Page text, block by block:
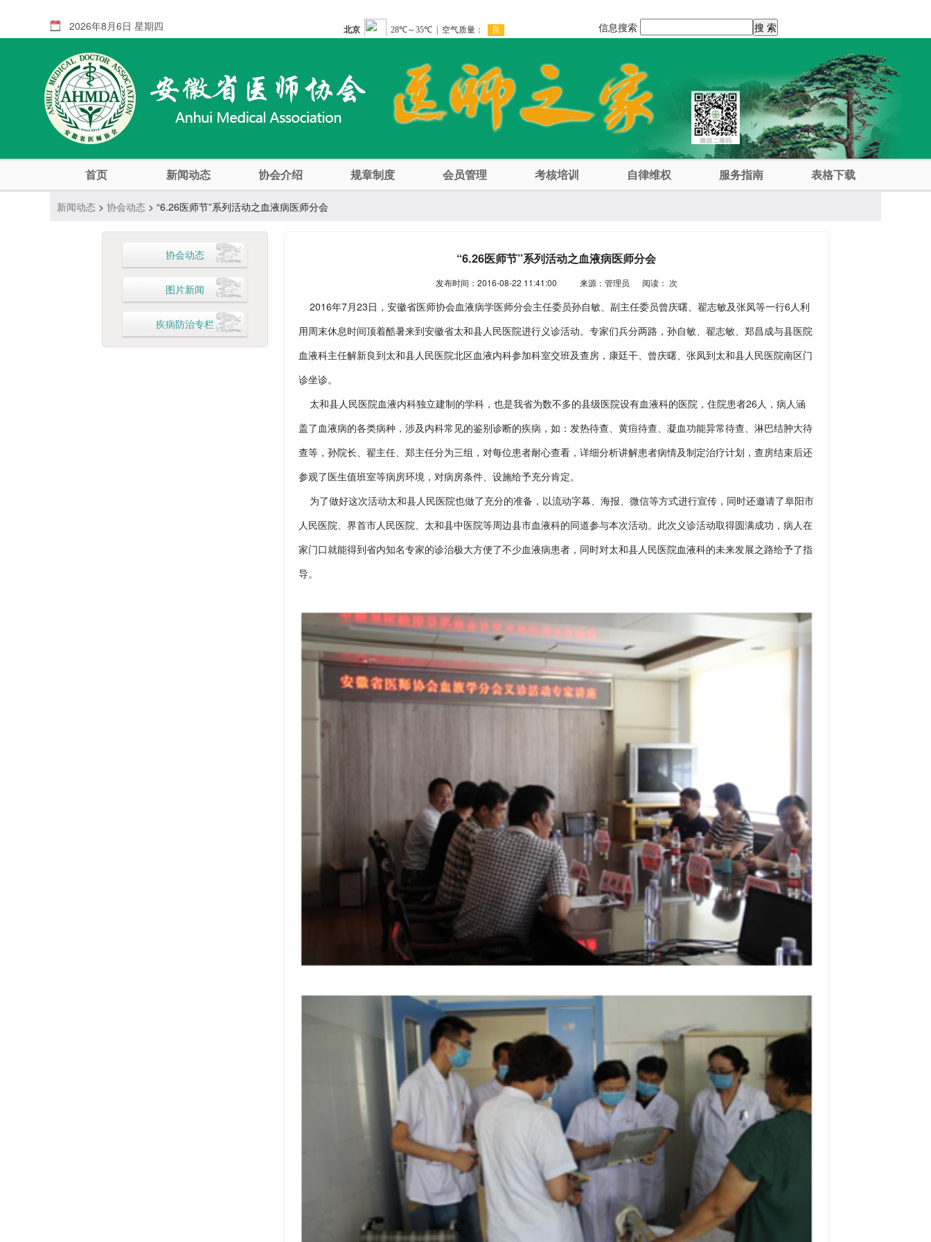
2026年8月6日 星期四 信息搜索
首页 新闻动态 协会介绍 规章制度 会员管理 考核培训 自律维权 服务指南 表格下载
新闻动态 > 协会动态 > “6.26医师节”系列活动之血液病医师分会
协会动态
图片新闻
疾病防治专栏
“6.26医师节”系列活动之血液病医师分会
发布时间：2016-08-22 11:41:00 来源：管理员 阅读： 次
2016年7月23日，安徽省医师协会血液病学医师分会主任委员孙自敏、副主任委员曾庆曙、翟志敏及张凤等一行6人利
用周末休息时间顶着酷暑来到安徽省太和县人民医院进行义诊活动。专家们兵分两路，孙自敏、翟志敏、郑昌成与县医院
血液科主任解新良到太和县人民医院北区血液内科参加科室交班及查房，康廷干、曾庆曙、张凤到太和县人民医院南区门
诊坐诊。
太和县人民医院血液内科独立建制的学科，也是我省为数不多的县级医院设有血液科的医院，住院患者26人，病人涵
盖了血液病的各类病种，涉及内科常见的鉴别诊断的疾病，如：发热待查、黄疸待查、凝血功能异常待查、淋巴结肿大待
查等，孙院长、翟主任、郑主任分为三组，对每位患者耐心查看，详细分析讲解患者病情及制定治疗计划，查房结束后还
参观了医生值班室等病房环境，对病房条件、设施给予充分肯定。
为了做好这次活动太和县人民医院也做了充分的准备，以流动字幕、海报、微信等方式进行宣传，同时还邀请了阜阳市
人民医院、界首市人民医院、太和县中医院等周边县市血液科的同道参与本次活动。此次义诊活动取得圆满成功，病人在
家门口就能得到省内知名专家的诊治极大方便了不少血液病患者，同时对太和县人民医院血液科的未来发展之路给予了指
导。